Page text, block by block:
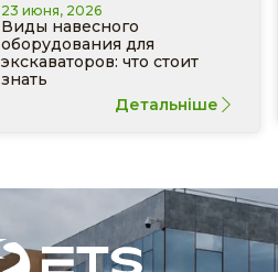
23 июня, 2026
Виды навесного
оборудования для
экскаваторов: что стоит
знать
Детальніше